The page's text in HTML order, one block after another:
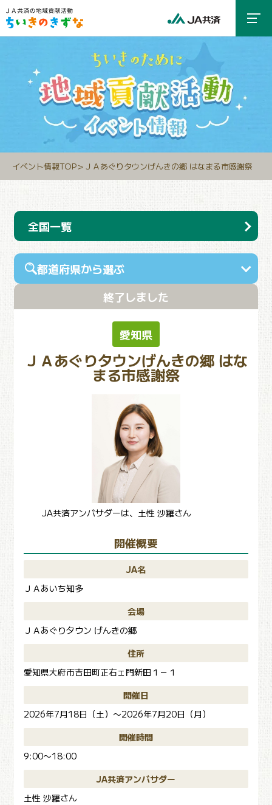
イベント情報TOP＞ ＪＡあぐりタウンげんきの郷 はなまる市感謝祭
全国一覧
都道府県から選ぶ
終了しました
愛知県
ＪＡあぐりタウンげんきの郷 はな
まる市感謝祭
JA共済アンバサダーは、土性 沙羅さん
開催概要
JA名
ＪＡあいち知多
会場
ＪＡあぐりタウン げんきの郷
住所
愛知県大府市吉田町正右ェ門新田１－１
開催日
2026年7月18日（土）〜2026年7月20日（月）
開催時間
9:00〜18:00
JA共済アンバサダー
土性 沙羅さん